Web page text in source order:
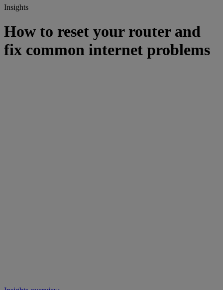
Insights
How to reset your router and
fix common internet problems